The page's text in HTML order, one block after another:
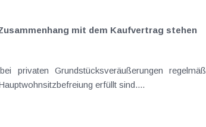
mit dem Kaufvertrag stehen
privaten Grundstücksveräußerungen
erfüllt sind....